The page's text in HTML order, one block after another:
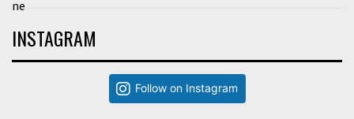
INSTAGRAM
Follow on Instagram